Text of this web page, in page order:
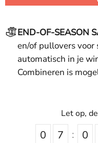
END-OF-SEASON
en/of pullovers
automatisch in je
Combineren is
0 7 0
Let op,